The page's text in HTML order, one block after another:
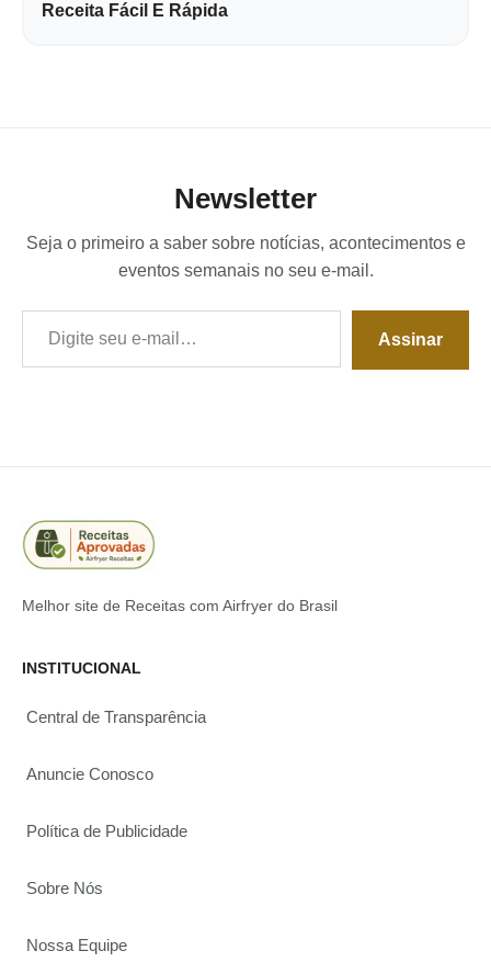
Receita Fácil E Rápida
Newsletter
Seja o primeiro a saber sobre notícias, acontecimentos e
eventos semanais no seu e-mail.
Digite seu e-mail…
Assinar
Melhor site de Receitas com Airfryer do Brasil
INSTITUCIONAL
Central de Transparência
Anuncie Conosco
Política de Publicidade
Sobre Nós
Nossa Equipe